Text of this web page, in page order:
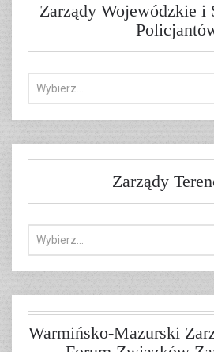
Zarządy Wojewódzkie i
Zarządy
Warmińsko-Mazurski